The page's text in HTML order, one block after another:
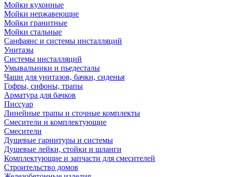
Мойки кухонные
Мойки нержавеющие
Мойки гранитные
Мойки стальные
Санфаянс и системы инсталляций
Унитазы
Системы инсталляций
Умывальники и пьедесталы
Чаши для унитазов, бачки, сиденья
Гофры, сифоны, трапы
Арматура для бачков
Писсуар
Линейные трапы и сточные комплекты
Смесители и комплектующие
Смесители
Душевые гарнитуры и системы
Душевые лейки, стойки и шланги
Комплектующие и запчасти для смесителей
Строительство домов